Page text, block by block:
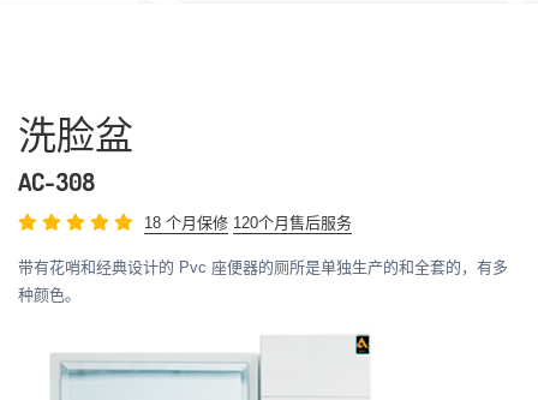
洗脸盆
AC-308
18 个月保修 120个月售后服务
带有花哨和经典设计的 Pvc 座便器的厕所是单独生产的和全套的，有多
种颜色。